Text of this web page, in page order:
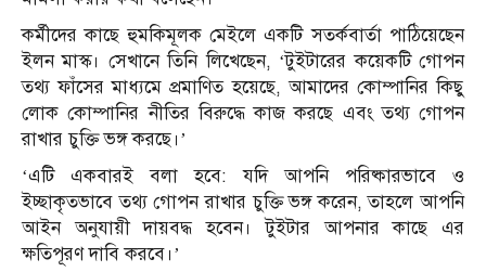
কর্মীদের কাছে হুমকিমূলক মেইলে একটি সতর্কবার্তা পাঠিয়েছেন
ইলন মাস্ক। সেখানে তিনি লিখেছেন, ‘টুইটারের কয়েকটি গোপন
তথ্য ফাঁসের মাধ্যমে প্রমাণিত হয়েছে, আমাদের কোম্পানির কিছু
লোক কোম্পানির নীতির বিরুদ্ধে কাজ করছে এবং তথ্য গোপন
রাখার চুক্তি ভঙ্গ করছে।’
‘এটি একবারই বলা হবে: যদি আপনি পরিষ্কারভাবে ও
ইচ্ছাকৃতভাবে তথ্য গোপন রাখার চুক্তি ভঙ্গ করেন, তাহলে আপনি
আইন অনুযায়ী দায়বদ্ধ হবেন। টুইটার আপনার কাছে এর
ক্ষতিপূরণ দাবি করবে।’